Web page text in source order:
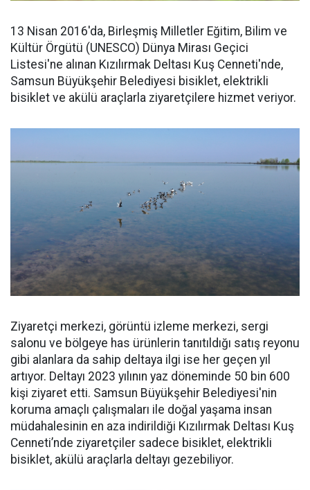
13 Nisan 2016'da, Birleşmiş Milletler Eğitim, Bilim ve
Kültür Örgütü (UNESCO) Dünya Mirası Geçici
Listesi'ne alınan Kızılırmak Deltası Kuş Cenneti'nde,
Samsun Büyükşehir Belediyesi bisiklet, elektrikli
bisiklet ve akülü araçlarla ziyaretçilere hizmet veriyor.
Ziyaretçi merkezi, görüntü izleme merkezi, sergi
salonu ve bölgeye has ürünlerin tanıtıldığı satış reyonu
gibi alanlara da sahip deltaya ilgi ise her geçen yıl
artıyor. Deltayı 2023 yılının yaz döneminde 50 bin 600
kişi ziyaret etti. Samsun Büyükşehir Belediyesi'nin
koruma amaçlı çalışmaları ile doğal yaşama insan
müdahalesinin en aza indirildiği Kızılırmak Deltası Kuş
Cenneti’nde ziyaretçiler sadece bisiklet, elektrikli
bisiklet, akülü araçlarla deltayı gezebiliyor.